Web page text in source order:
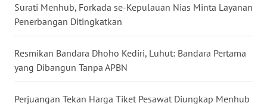
Surati Menhub, Forkada se-Kepulauan Nias Minta Layanan
Penerbangan Ditingkatkan
Resmikan Bandara Dhoho Kediri, Luhut: Bandara Pertama
yang Dibangun Tanpa APBN
Perjuangan Tekan Harga Tiket Pesawat Diungkap Menhub
NTT
WN
KEPRI
WN
PAPUA